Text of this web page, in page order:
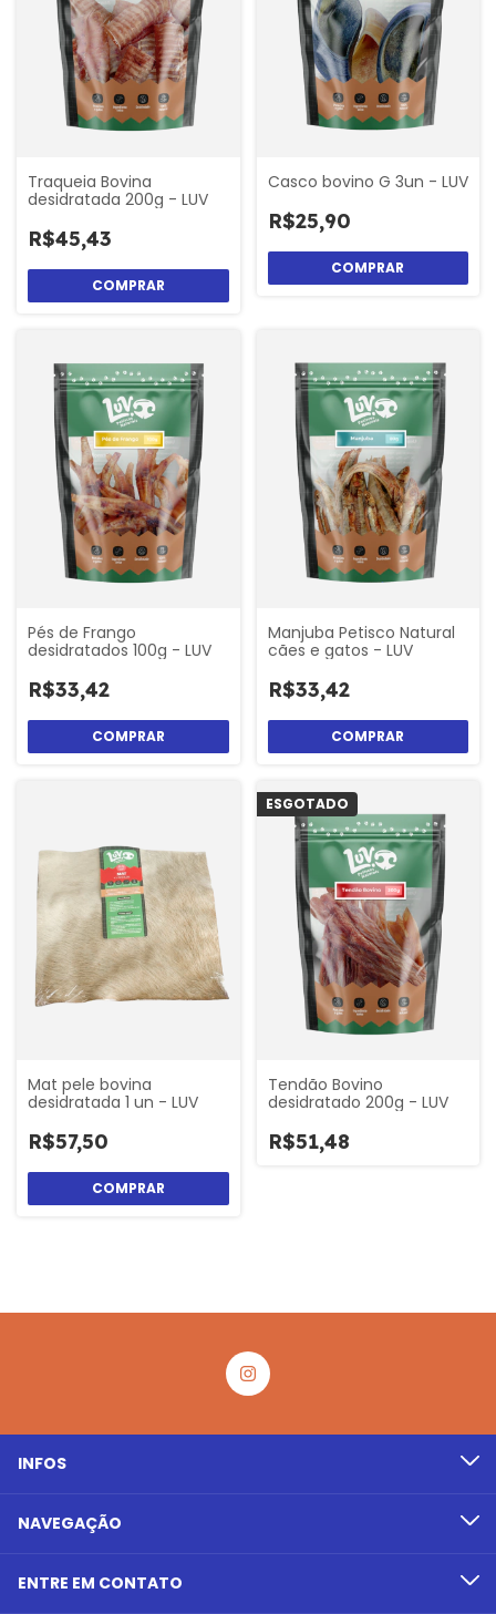
Traqueia Bovina
desidratada 200g - LUV
R$45,43
Casco bovino G 3un - LUV
R$25,90
Pés de Frango
desidratados 100g - LUV
R$33,42
Manjuba Petisco Natural
cães e gatos - LUV
R$33,42
Mat pele bovina
desidratada 1 un - LUV
R$57,50
ESGOTADO
Tendão Bovino
desidratado 200g - LUV
R$51,48
INFOS
NAVEGAÇÃO
ENTRE EM CONTATO